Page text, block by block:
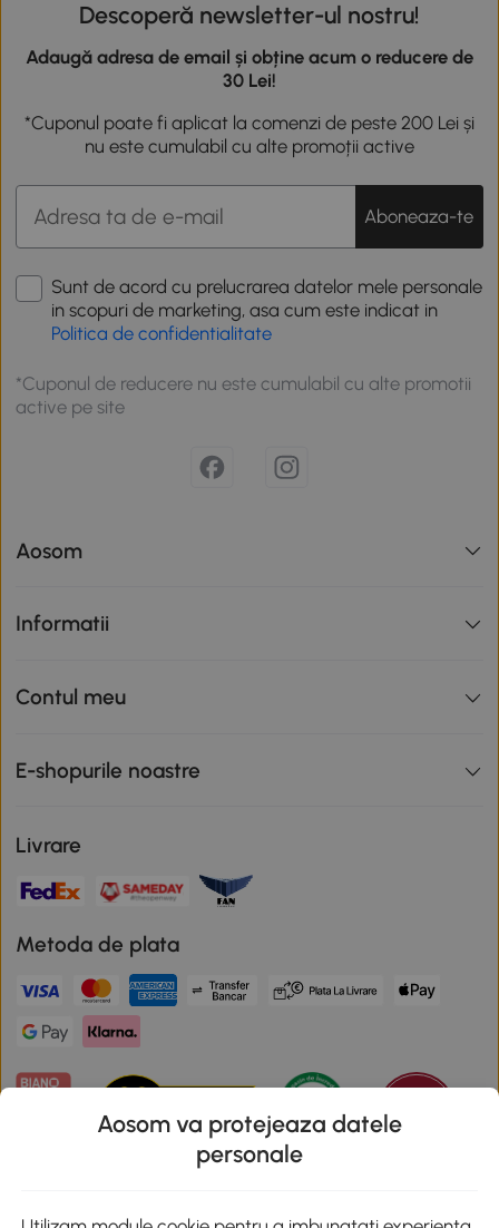
Descoperă newsletter-ul nostru!
Adaugă adresa de email și obține acum o reducere de
30 Lei!
*Cuponul poate fi aplicat la comenzi de peste 200 Lei și
nu este cumulabil cu alte promoții active
Aboneaza-te
Sunt de acord cu prelucrarea datelor mele personale
in scopuri de marketing, asa cum este indicat in
Politica de confidentialitate
*Cuponul de reducere nu este cumulabil cu alte promotii
active pe site
Aosom
Informatii
Contul meu
E-shopurile noastre
Livrare
Metoda de plata
Descarca aplicatia Aosom
Aosom va protejeaza datele
personale